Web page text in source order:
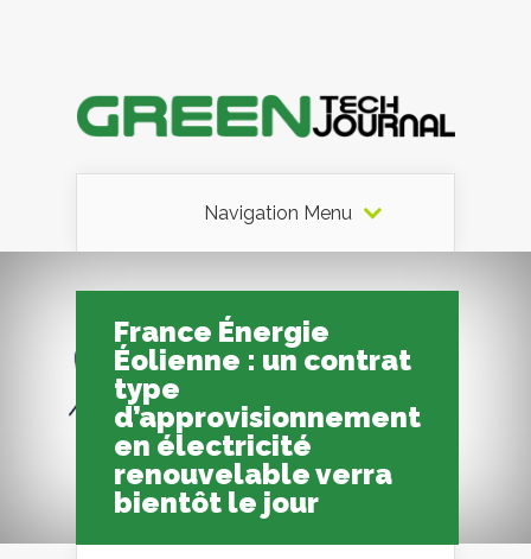
Navigation Menu
France Énergie
Éolienne : un contrat
type
d’approvisionnement
en électricité
renouvelable verra
bientôt le jour